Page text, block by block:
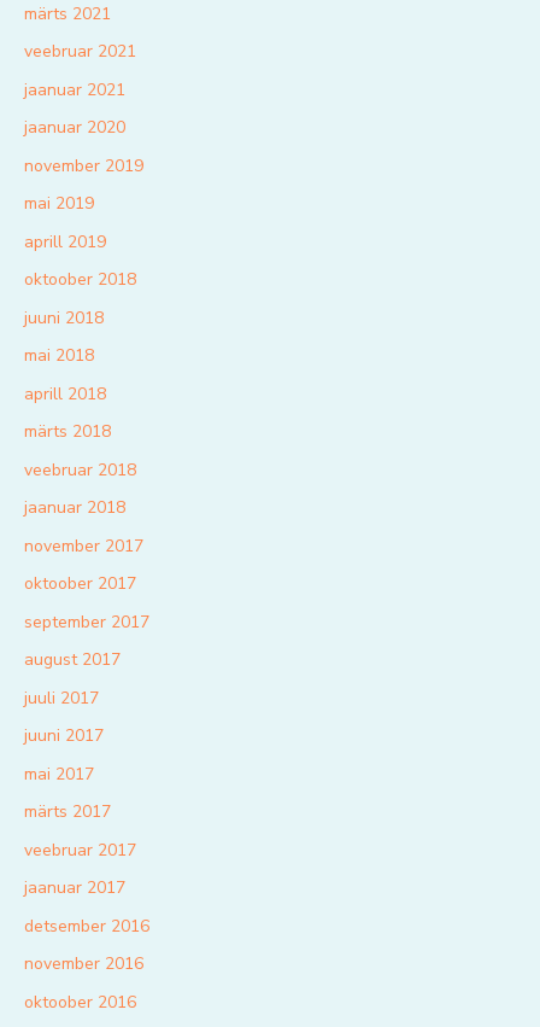
märts 2021
veebruar 2021
jaanuar 2021
jaanuar 2020
november 2019
mai 2019
aprill 2019
oktoober 2018
juuni 2018
mai 2018
aprill 2018
märts 2018
veebruar 2018
jaanuar 2018
november 2017
oktoober 2017
september 2017
august 2017
juuli 2017
juuni 2017
mai 2017
märts 2017
veebruar 2017
jaanuar 2017
detsember 2016
november 2016
oktoober 2016